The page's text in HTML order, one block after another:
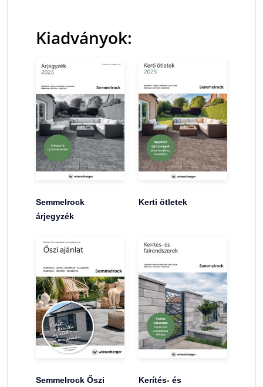
Kiadványok:
Semmelrock
árjegyzék
Kerti ötletek
Semmelrock Őszi
Kerítés- és